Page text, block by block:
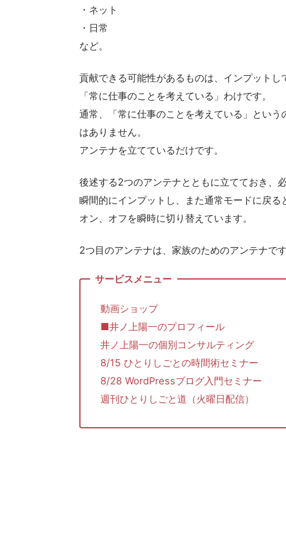
・ネット
・日常
など。
貢献できる可能性があるものは、インプットし
「常に仕事のことを考えている」わけです。
通常、「常に仕事のことを考えている」とい
はありません。
アンテナを立てているだけです。
後述する2つのアンテナとともに立てておき、
瞬間的にインプットし、また通常モードに戻る
オン、オフを瞬時に切り替えています。
2つ目のアンテナは、家族のためのアンテナです
動画ショップ
■井ノ上陽一のプロフィール
井ノ上陽一の個別コンサルティング
8/15 ひとりしごとの時間術セミナー
8/28 WordPressブログ入門セミナー
週刊ひとりしごと道（火曜日配信）